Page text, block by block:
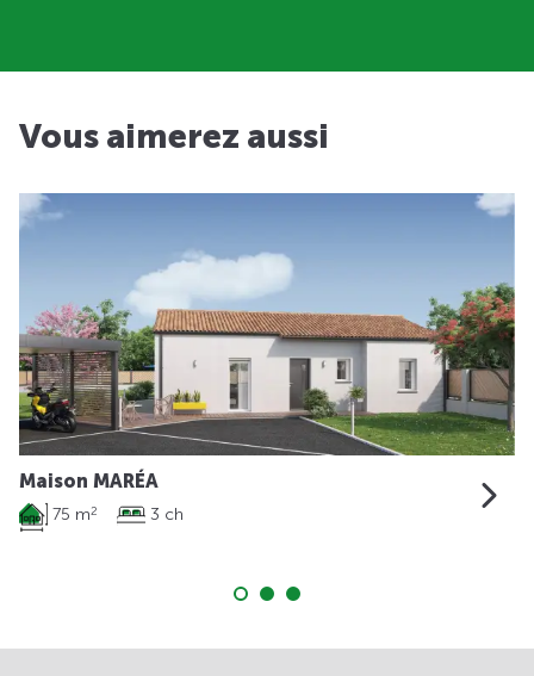
Vous aimerez aussi
Maison MARÉA
75 m2 3 ch